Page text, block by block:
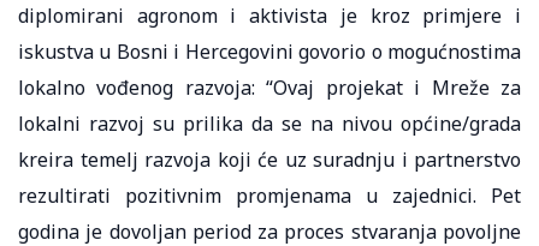
diplomirani agronom i aktivista je kroz primjere i
iskustva u Bosni i Hercegovini govorio o mogućnostima
lokalno vođenog razvoja: “Ovaj projekat i Mreže za
lokalni razvoj su prilika da se na nivou općine/grada
kreira temelj razvoja koji će uz suradnju i partnerstvo
rezultirati pozitivnim promjenama u zajednici. Pet
godina je dovoljan period za proces stvaranja povoljne